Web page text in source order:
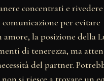
concentrati e rivedere
per evitare
la posizione della
di tenerezza, ma
del partner.